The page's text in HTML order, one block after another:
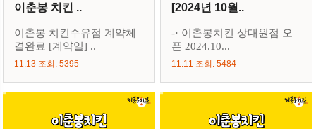
이춘봉 치킨 ..
이춘봉 치킨수유점 계약체
결완료 [계약일] ..
11.13 조회: 5395
[2024년 10월..
-· 이춘봉치킨 상대원점 오
픈 2024.10...
11.11 조회: 5484